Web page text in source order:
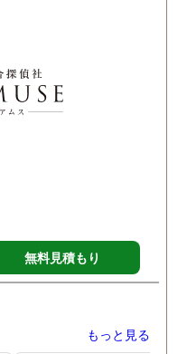
す。
無料見積もり
もっと見る